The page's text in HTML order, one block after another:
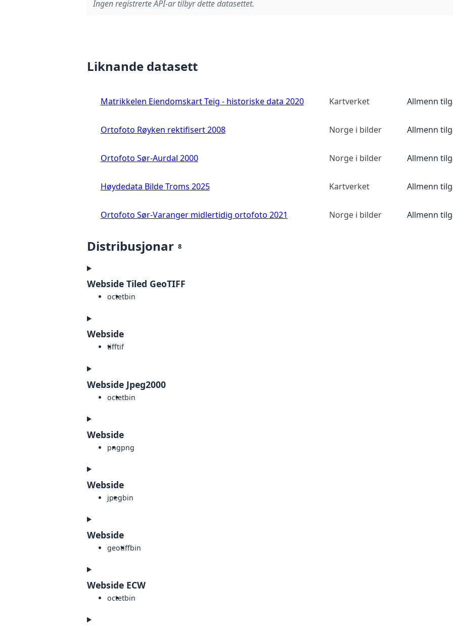
Ingen registrerte API-ar tilbyr dette datasettet.
Liknande datasett
Matrikkelen Eiendomskart Teig - historiske data 2020 Kartverket Allmenn
Ortofoto Røyken rektifisert 2008 Norge i bilder Allmenn
Ortofoto Sør-Aurdal 2000 Norge i bilder Allmenn
Høydedata Bilde Troms 2025 Kartverket Allmenn
Ortofoto Sør-Varanger midlertidig ortofoto 2021 Norge i bilder Allmenn
Distribusjonar 8
Webside Tiled GeoTIFF
octetbin
Webside
tifftif
Webside Jpeg2000
octetbin
Webside
pngpng
Webside
jpegbin
Webside
geotiffbin
Webside ECW
octetbin